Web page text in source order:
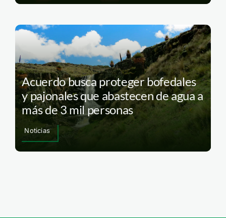
Acuerdo busca proteger bofedales
y pajonales que abastecen de agua a
más de 3 mil personas
Noticias